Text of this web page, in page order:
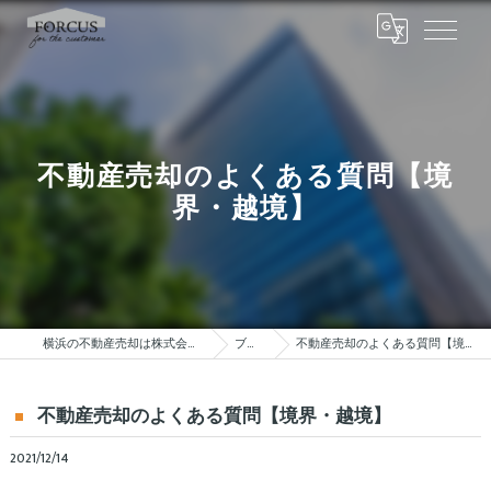
不動産売却のよくある質問【境
界・越境】
横浜の不動産売却は株式会社FORCUS ブログ 不動産売却のよくある質問【境界・越境】
不動産売却のよくある質問【境界・越境】
2021/12/14